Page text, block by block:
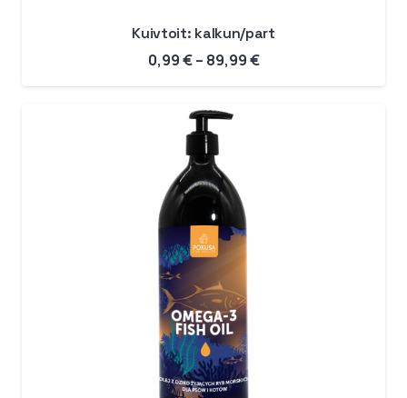
Kuivtoit: kalkun/part
0,99€ – 89,99€Hinnavahemik:
0,99 €